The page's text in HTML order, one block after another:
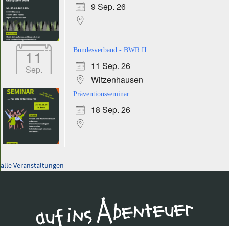
9 Sep. 26
11
Sep.
Bundesverband - BWR II
11 Sep. 26
Witzenhausen
Präventionsseminar
18 Sep. 26
alle Veranstaltungen